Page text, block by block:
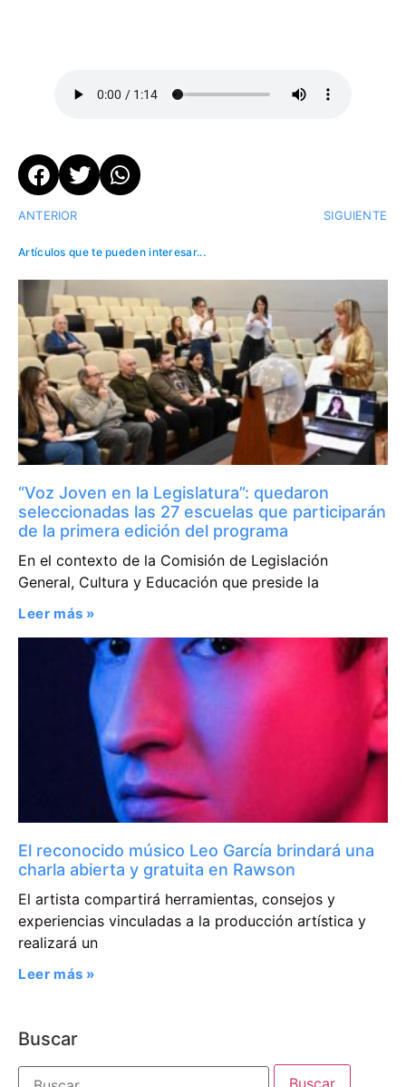
ANTERIOR SIGUIENTE
Artículos que te pueden interesar...
“Voz Joven en la Legislatura”: quedaron
seleccionadas las 27 escuelas que participarán
de la primera edición del programa
En el contexto de la Comisión de Legislación
General, Cultura y Educación que preside la
Leer más »
El reconocido músico Leo García brindará una
charla abierta y gratuita en Rawson
El artista compartirá herramientas, consejos y
experiencias vinculadas a la producción artística y
realizará un
Leer más »
Buscar